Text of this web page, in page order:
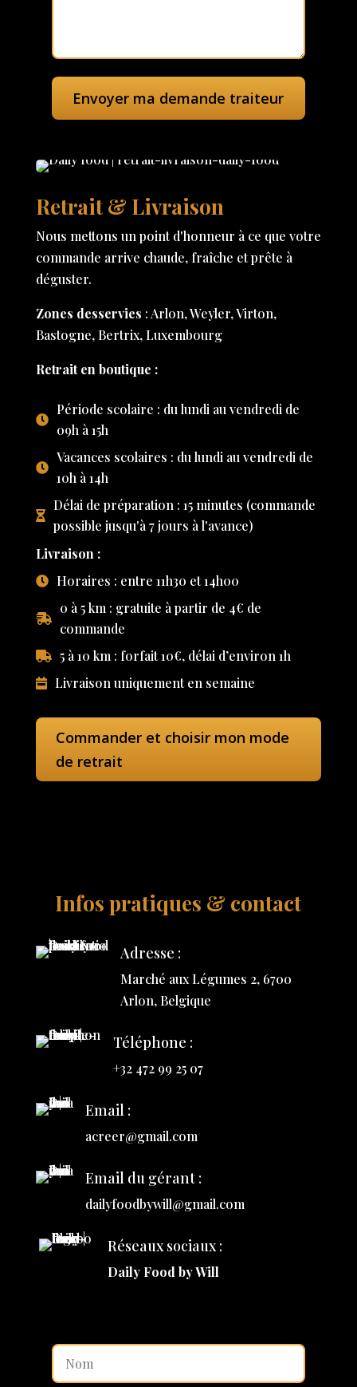
Retrait & Livraison
Nous mettons un point d'honneur à ce que votre
commande arrive chaude, fraîche et prête à
déguster.
Zones desservies : Arlon, Weyler, Virton,
Bastogne, Bertrix, Luxembourg
Retrait en boutique :
Période scolaire : du lundi au vendredi de
09h à 15h
Vacances scolaires : du lundi au vendredi de
10h à 14h
Délai de préparation : 15 minutes (commande
possible jusqu'à 7 jours à l'avance)
Livraison :
Horaires : entre 11h30 et 14h00
0 à 5 km : gratuite à partir de 4€ de
commande
5 à 10 km : forfait 10€, délai d’environ 1h
Livraison uniquement en semaine
Commander et choisir mon mode
de retrait
Infos pratiques & contact
Adresse :
Marché aux Légumes 2, 6700
Arlon, Belgique
Téléphone :
+32 472 99 25 07
Email :
acreer@gmail.com
Email du gérant :
dailyfoodbywill@gmail.com
Réseaux sociaux :
Daily Food by Will